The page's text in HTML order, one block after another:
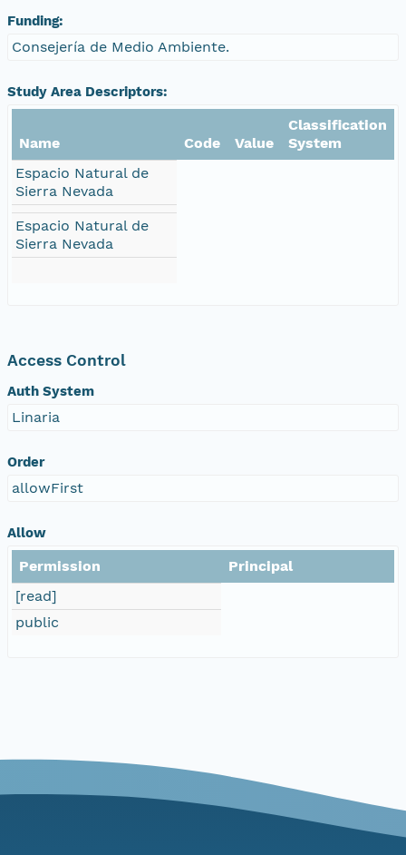
Funding:
Consejería de Medio Ambiente.
Study Area Descriptors:
Name Code Value
Classification
System
Espacio Natural de
Sierra Nevada
Espacio Natural de
Sierra Nevada
Access Control
Auth System
Linaria
Order
allowFirst
Allow
Permission
Principal
[read]
public